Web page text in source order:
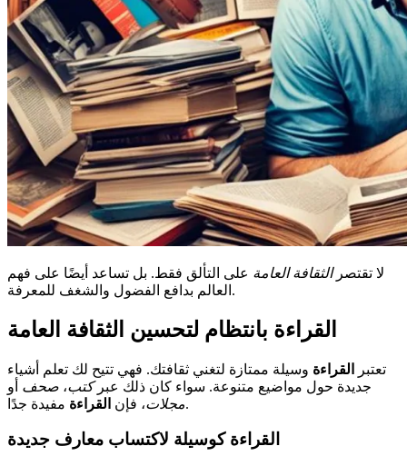
لا تقتصرالثقافة العامة على التألق فقط. بل تساعد أيضًا على فهم
العالم بدافع الفضول والشغف للمعرفة.
القراءة بانتظام لتحسين الثقافة العامة
تعتبر القراءة وسيلة ممتازة لتغني ثقافتك. فهي تتيح لك تعلم أشياء
جديدة حول مواضيع متنوعة. سواء كان ذلك عبركتب، صحف أو
مجلات، فإن القراءة مفيدة جدًا.
القراءة كوسيلة لاكتساب معارف جديدة